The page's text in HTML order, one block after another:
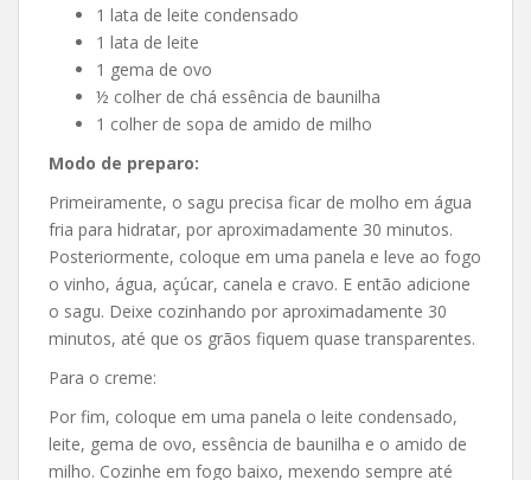
1 lata de leite condensado
1 lata de leite
1 gema de ovo
½ colher de chá essência de baunilha
1 colher de sopa de amido de milho
Modo de preparo:
Primeiramente, o sagu precisa ficar de molho em água
fria para hidratar, por aproximadamente 30 minutos.
Posteriormente, coloque em uma panela e leve ao fogo
o vinho, água, açúcar, canela e cravo. E então adicione
o sagu. Deixe cozinhando por aproximadamente 30
minutos, até que os grãos fiquem quase transparentes.
Para o creme:
Por fim, coloque em uma panela o leite condensado,
leite, gema de ovo, essência de baunilha e o amido de
milho. Cozinhe em fogo baixo, mexendo sempre até